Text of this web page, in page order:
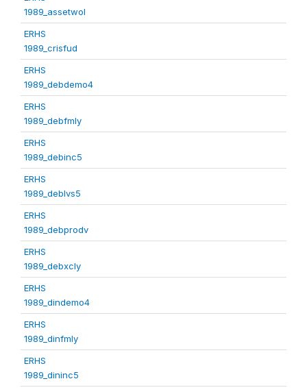
1989_assetwol
ERHS
1989_crisfud
ERHS
1989_debdemo4
ERHS
1989_debfmly
ERHS
1989_debinc5
ERHS
1989_deblvs5
ERHS
1989_debprodv
ERHS
1989_debxcly
ERHS
1989_dindemo4
ERHS
1989_dinfmly
ERHS
1989_dininc5